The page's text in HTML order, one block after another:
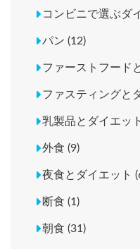
コンビニで選ぶダ
パン (12)
ファーストフード
ファスティングと
乳製品とダイエッ
外食 (9)
夜食とダイエット
断食 (1)
朝食 (31)